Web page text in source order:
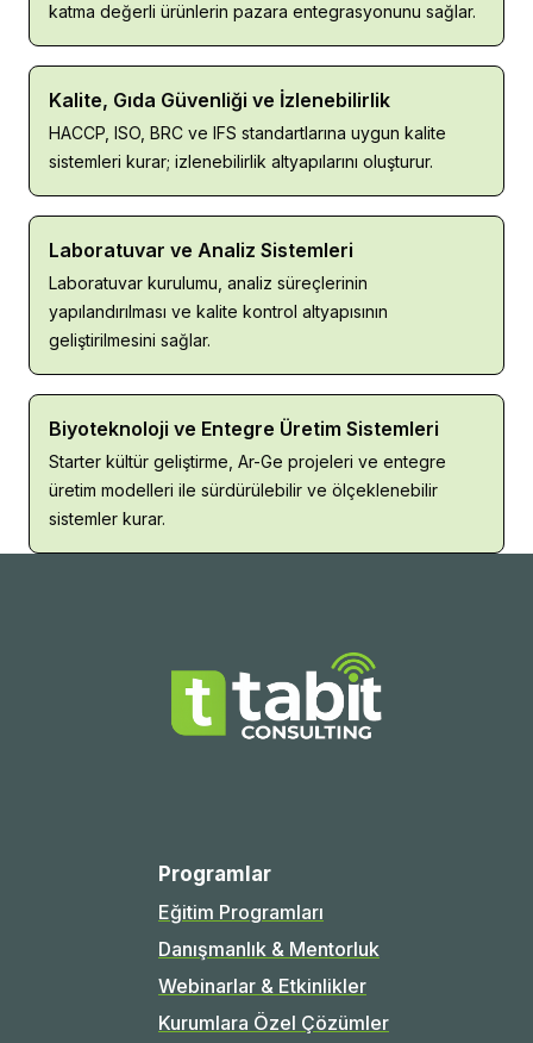
katma değerli ürünlerin pazara entegrasyonunu sağlar.
Kalite, Gıda Güvenliği ve İzlenebilirlik
HACCP, ISO, BRC ve IFS standartlarına uygun kalite
sistemleri kurar; izlenebilirlik altyapılarını oluşturur.
Laboratuvar ve Analiz Sistemleri
Laboratuvar kurulumu, analiz süreçlerinin
yapılandırılması ve kalite kontrol altyapısının
geliştirilmesini sağlar.
Biyoteknoloji ve Entegre Üretim Sistemleri
Starter kültür geliştirme, Ar-Ge projeleri ve entegre
üretim modelleri ile sürdürülebilir ve ölçeklenebilir
sistemler kurar.
Programlar
Eğitim Programları
Danışmanlık & Mentorluk
Webinarlar & Etkinlikler
Kurumlara Özel Çözümler